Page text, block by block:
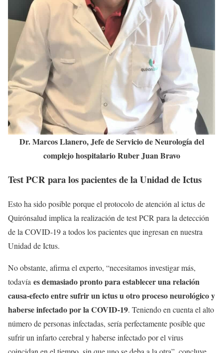
Dr. Marcos Llanero, Jefe de Servicio de Neurología del
complejo hospitalario Ruber Juan Bravo
Test PCR para los pacientes de la Unidad de Ictus
Esto ha sido posible porque el protocolo de atención al ictus de
Quirónsalud implica la realización de test PCR para la detección
de la COVID-19 a todos los pacientes que ingresan en nuestra
Unidad de Ictus.
No obstante, afirma el experto, “necesitamos investigar más,
todavía es demasiado pronto para establecer una relación
causa-efecto entre sufrir un ictus u otro proceso neurológico y
haberse infectado por la COVID-19. Teniendo en cuenta el alto
número de personas infectadas, sería perfectamente posible que
sufrir un infarto cerebral y haberse infectado por el virus